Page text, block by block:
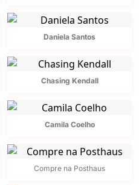
Daniela Santos
Chasing Kendall
Camila Coelho
Compre na Posthaus